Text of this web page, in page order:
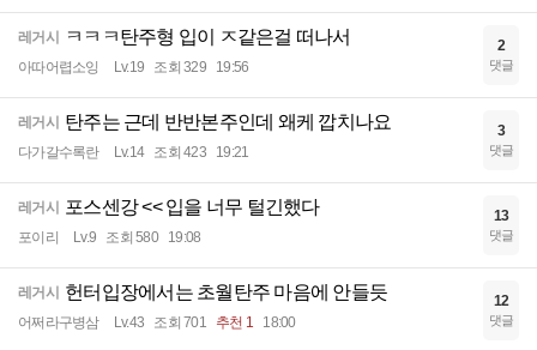
레거시 ㅋㅋㅋ탄주형 입이 ㅈ같은걸 떠나서
아따어렵소잉 Lv.19 조회 329 19:56
2
댓글
레거시 탄주는 근데 반반본주인데 왜케 깝치나요
다가갈수록란 Lv.14 조회 423 19:21
3
댓글
레거시 포스센강 << 입을 너무 털긴했다
포이리 Lv.9 조회 580 19:08
13
댓글
레거시 헌터입장에서는 초월탄주 마음에 안들듯
어쩌라구병삼 Lv.43 조회 701 추천 1 18:00
12
댓글